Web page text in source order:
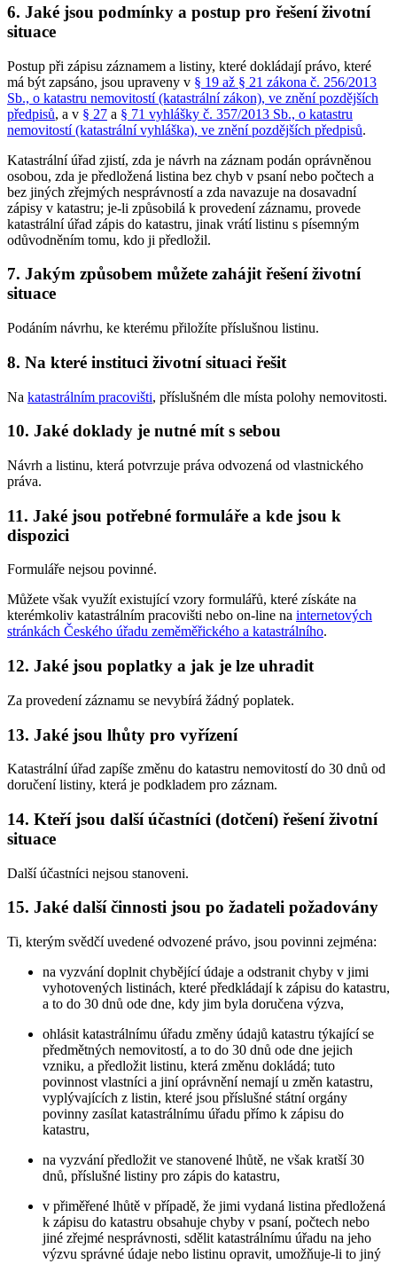
6. Jaké jsou podmínky a postup pro řešení životní
situace
Postup při zápisu záznamem a listiny, které dokládají právo, které
má být zapsáno, jsou upraveny v § 19 až § 21 zákona č. 256/2013
Sb., o katastru nemovitostí (katastrální zákon), ve znění pozdějších
předpisů, a v § 27 a § 71 vyhlášky č. 357/2013 Sb., o katastru
nemovitostí (katastrální vyhláška), ve znění pozdějších předpisů.
Katastrální úřad zjistí, zda je návrh na záznam podán oprávněnou
osobou, zda je předložená listina bez chyb v psaní nebo počtech a
bez jiných zřejmých nesprávností a zda navazuje na dosavadní
zápisy v katastru; je-li způsobilá k provedení záznamu, provede
katastrální úřad zápis do katastru, jinak vrátí listinu s písemným
odůvodněním tomu, kdo ji předložil.
7. Jakým způsobem můžete zahájit řešení životní
situace
Podáním návrhu, ke kterému přiložíte příslušnou listinu.
8. Na které instituci životní situaci řešit
Na katastrálním pracovišti, příslušném dle místa polohy nemovitosti.
10. Jaké doklady je nutné mít s sebou
Návrh a listinu, která potvrzuje práva odvozená od vlastnického
práva.
11. Jaké jsou potřebné formuláře a kde jsou k
dispozici
Formuláře nejsou povinné.
Můžete však využít existující vzory formulářů, které získáte na
kterémkoliv katastrálním pracovišti nebo on-line na internetových
stránkách Českého úřadu zeměměřického a katastrálního.
12. Jaké jsou poplatky a jak je lze uhradit
Za provedení záznamu se nevybírá žádný poplatek.
13. Jaké jsou lhůty pro vyřízení
Katastrální úřad zapíše změnu do katastru nemovitostí do 30 dnů od
doručení listiny, která je podkladem pro záznam.
14. Kteří jsou další účastníci (dotčení) řešení životní
situace
Další účastníci nejsou stanoveni.
15. Jaké další činnosti jsou po žadateli požadovány
Ti, kterým svědčí uvedené odvozené právo, jsou povinni zejména:
na vyzvání doplnit chybějící údaje a odstranit chyby v jimi
vyhotovených listinách, které předkládají k zápisu do katastru,
a to do 30 dnů ode dne, kdy jim byla doručena výzva,
ohlásit katastrálnímu úřadu změny údajů katastru týkající se
předmětných nemovitostí, a to do 30 dnů ode dne jejich
vzniku, a předložit listinu, která změnu dokládá; tuto
povinnost vlastníci a jiní oprávnění nemají u změn katastru,
vyplývajících z listin, které jsou příslušné státní orgány
povinny zasílat katastrálnímu úřadu přímo k zápisu do
katastru,
na vyzvání předložit ve stanovené lhůtě, ne však kratší 30
dnů, příslušné listiny pro zápis do katastru,
v přiměřené lhůtě v případě, že jimi vydaná listina předložená
k zápisu do katastru obsahuje chyby v psaní, počtech nebo
jiné zřejmé nesprávnosti, sdělit katastrálnímu úřadu na jeho
výzvu správné údaje nebo listinu opravit, umožňuje-li to jiný